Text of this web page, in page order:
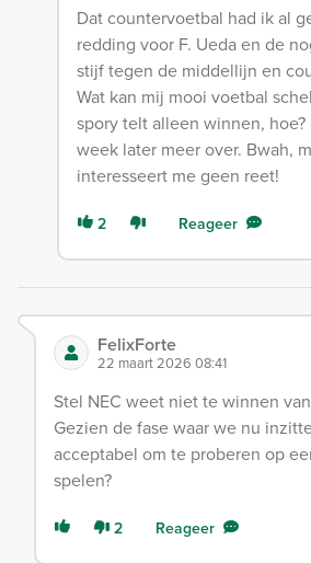
Dat countervoetbal had ik al
redding voor F. Ueda en de
stijf tegen de middellijn en
Wat kan mij mooi voetbal
spory telt alleen winnen, hoe?
week later meer over. Bwah,
interesseert me geen reet!
2 Reageer
FelixForte
22 maart 2026 08:41
Stel NEC weet niet te winnen
Gezien de fase waar we nu
acceptabel om te proberen op
spelen?
2 Reageer